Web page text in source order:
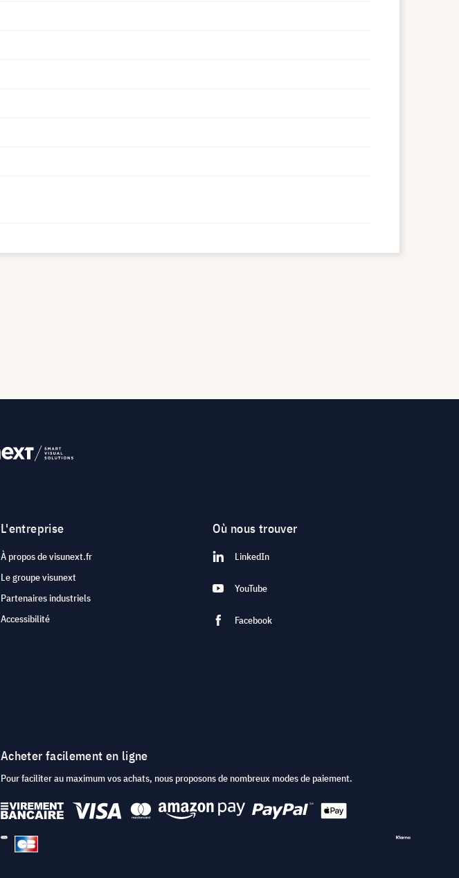
L'entreprise
À propos de visunext.fr
Le groupe visunext
Partenaires industriels
Accessibilité
Où nous trouver
LinkedIn
YouTube
Facebook
Acheter facilement en ligne
Pour faciliter au maximum vos achats, nous proposons de nombreux modes de paiement.